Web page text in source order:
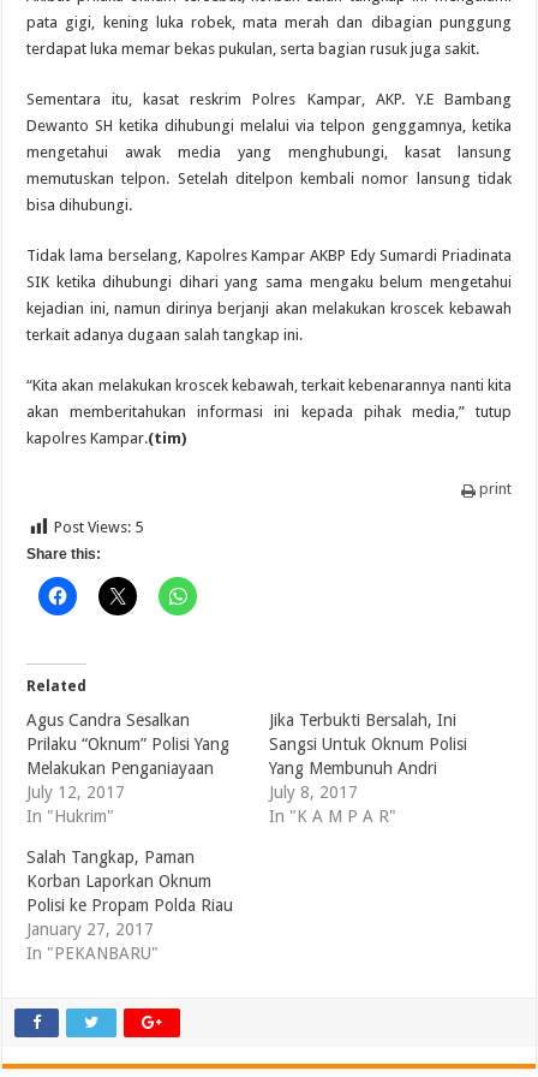
pata gigi, kening luka robek, mata merah dan dibagian punggung
terdapat luka memar bekas pukulan, serta bagian rusuk juga sakit.
Sementara itu, kasat reskrim Polres Kampar, AKP. Y.E Bambang
Dewanto SH ketika dihubungi melalui via telpon genggamnya, ketika
mengetahui awak media yang menghubungi, kasat lansung
memutuskan telpon. Setelah ditelpon kembali nomor lansung tidak
bisa dihubungi.
Tidak lama berselang, Kapolres Kampar AKBP Edy Sumardi Priadinata
SIK ketika dihubungi dihari yang sama mengaku belum mengetahui
kejadian ini, namun dirinya berjanji akan melakukan kroscek kebawah
terkait adanya dugaan salah tangkap ini.
“Kita akan melakukan kroscek kebawah, terkait kebenarannya nanti kita
akan memberitahukan informasi ini kepada pihak media,” tutup
kapolres Kampar.(tim)
print
Post Views: 5
Share this:
Related
Agus Candra Sesalkan
Prilaku “Oknum” Polisi Yang
Melakukan Penganiayaan
July 12, 2017
In "Hukrim"
Jika Terbukti Bersalah, Ini
Sangsi Untuk Oknum Polisi
Yang Membunuh Andri
July 8, 2017
In "K A M P A R"
Salah Tangkap, Paman
Korban Laporkan Oknum
Polisi ke Propam Polda Riau
January 27, 2017
In "PEKANBARU"